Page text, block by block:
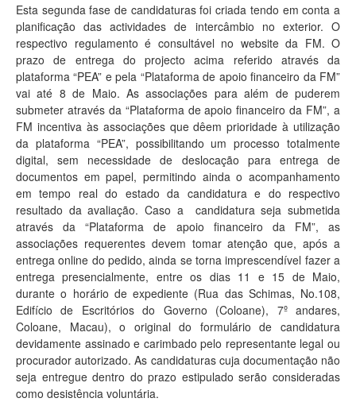
Esta segunda fase de candidaturas foi criada tendo em conta a
planificação das actividades de intercâmbio no exterior. O
respectivo regulamento é consultável no website da FM. O
prazo de entrega do projecto acima referido através da
plataforma “PEA” e pela “Plataforma de apoio financeiro da FM”
vai até 8 de Maio. As associações para além de puderem
submeter através da “Plataforma de apoio financeiro da FM”, a
FM incentiva às associações que dêem prioridade à utilização
da plataforma “PEA”, possibilitando um processo totalmente
digital, sem necessidade de deslocação para entrega de
documentos em papel, permitindo ainda o acompanhamento
em tempo real do estado da candidatura e do respectivo
resultado da avaliação. Caso a candidatura seja submetida
através da “Plataforma de apoio financeiro da FM”, as
associações requerentes devem tomar atenção que, após a
entrega online do pedido, ainda se torna imprescendível fazer a
entrega presencialmente, entre os dias 11 e 15 de Maio,
durante o horário de expediente (Rua das Schimas, No.108,
Edifício de Escritórios do Governo (Coloane), 7º andares,
Coloane, Macau), o original do formulário de candidatura
devidamente assinado e carimbado pelo representante legal ou
procurador autorizado. As candidaturas cuja documentação não
seja entregue dentro do prazo estipulado serão consideradas
como desistência voluntária.